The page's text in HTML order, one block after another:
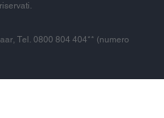
Tel. 0800 804 404** (numero